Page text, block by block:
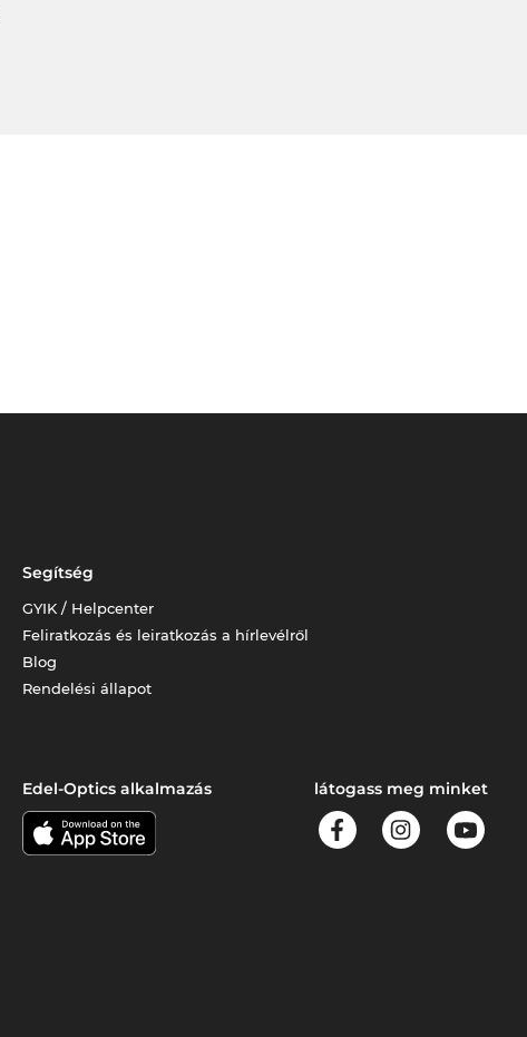
Segítség
GYIK / Helpcenter
Feliratkozás és leiratkozás a hírlevélről
Blog
Rendelési állapot
Edel-Optics alkalmazás látogass meg minket